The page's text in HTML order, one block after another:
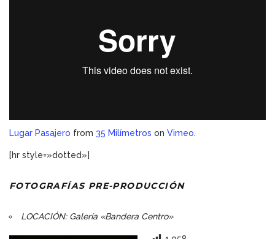
Lugar Pasajero from 35 Milímetros on Vimeo.
[hr style=»dotted»]
FOTOGRAFÍAS PRE-PRODUCCIÓN
LOCACIÓN: Galería «Bandera Centro»